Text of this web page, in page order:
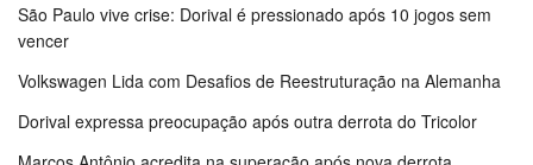
São Paulo vive crise: Dorival é pressionado após 10 jogos sem
vencer
Volkswagen Lida com Desafios de Reestruturação na Alemanha
Dorival expressa preocupação após outra derrota do Tricolor